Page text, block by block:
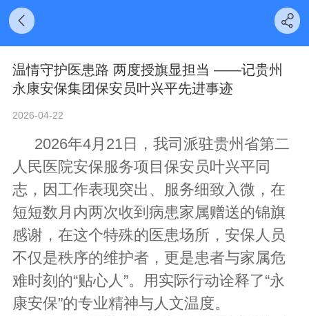
温情守护医患路 两度授旗显担当 ——记贵州
永康安保集团保安员叶兴平先进事迹
2026-04-22
2026年4月21日，我司派驻贵州省第二
人民医院安保服务项目保安员叶兴平同
志，因工作表现突出、服务细致入微，在
短短数月内两次收到病患家属赠送的锦旗
感谢，在这个特殊的医患场所，安保人员
不仅是秩序的维护者，更是患者与家属危
难时刻的“贴心人”。用实际行动诠释了“永
康安保”的专业精神与人文温度。